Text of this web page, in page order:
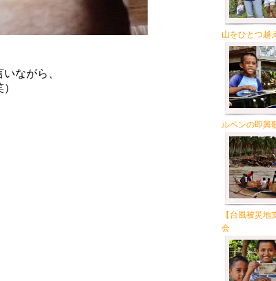
ながら、
山をひとつ越
ルベンの即興
【台風被災
会